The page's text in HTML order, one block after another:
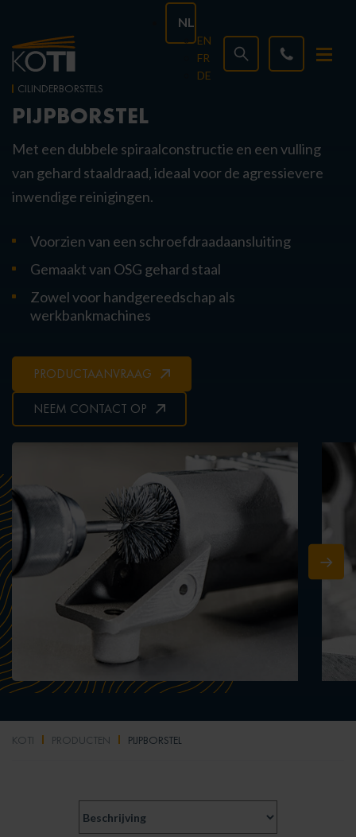
NL
EN
FR
DE
CILINDERBORSTELS
PIJPBORSTEL
Met een dubbele spiraalconstructie en een vulling
van gehard staaldraad, ideaal voor de agressievere
inwendige reinigingen.
Voorzien van een schroefdraadaansluiting
Gemaakt van OSG gehard staal
Zowel voor handgereedschap als
werkbankmachines
PRODUCTAANVRAAG
NEEM CONTACT OP
KOTI PRODUCTEN PIJPBORSTEL